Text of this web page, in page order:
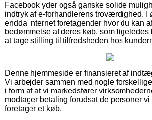
Facebook yder også ganske solide
indtryk af e-forhandlerens troværdighed. I
endda internet foretagender hvor du kan
bedømmelse af deres køb, som ligeledes
at tage stilling til tilfredsheden hos
Denne hjemmeside er finansieret af
Vi arbejder sammen med nogle
i form af at vi markedsfører
modtager betaling forudsat de personer
foretager et køb.